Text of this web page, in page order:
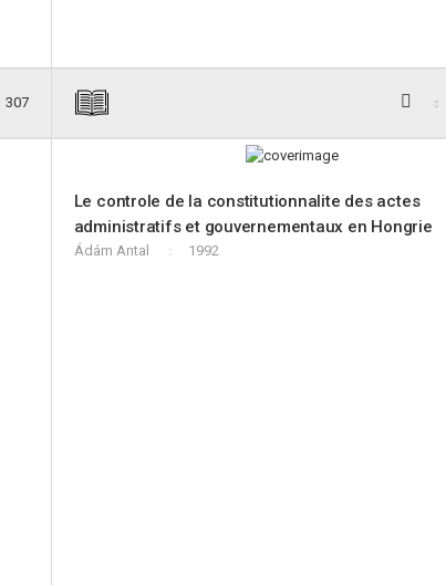
307
Le controle de la constitutionnalite des actes
administratifs et gouvernementaux en Hongrie
Ádám Antal 1992